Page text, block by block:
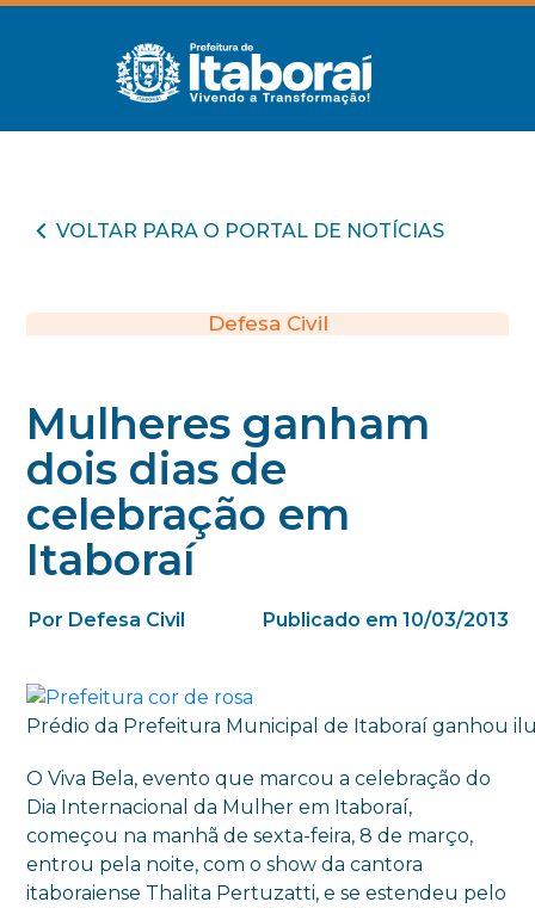
VOLTAR PARA O PORTAL DE NOTÍCIAS
Defesa Civil
Mulheres ganham
dois dias de
celebração em
Itaboraí
Por Defesa Civil Publicado em 10/03/2013
Prédio da Prefeitura Municipal de Itaboraí ganhou
O Viva Bela, evento que marcou a celebração do
Dia Internacional da Mulher em Itaboraí,
começou na manhã de sexta-feira, 8 de março,
entrou pela noite, com o show da cantora
itaboraiense Thalita Pertuzatti, e se estendeu pelo